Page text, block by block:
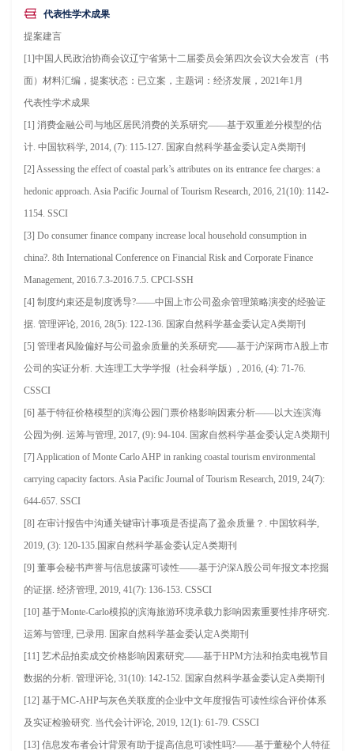
代表性学术成果
提案建言
[1]中国人民政治协商会议辽宁省第十二届委员会第四次会议大会发言（书
面）材料汇编，提案状态：已立案，主题词：经济发展，2021年1月
代表性学术成果
[1] 消费金融公司与地区居民消费的关系研究——基于双重差分模型的估
计. 中国软科学, 2014, (7): 115-127. 国家自然科学基金委认定A类期刊
[2] Assessing the effect of coastal park’s attributes on its entrance fee charges: a
hedonic approach. Asia Pacific Journal of Tourism Research, 2016, 21(10): 1142-
1154. SSCI
[3] Do consumer finance company increase local household consumption in
china?. 8th International Conference on Financial Risk and Corporate Finance
Management, 2016.7.3-2016.7.5. CPCI-SSH
[4] 制度约束还是制度诱导?——中国上市公司盈余管理策略演变的经验证
据. 管理评论, 2016, 28(5): 122-136. 国家自然科学基金委认定A类期刊
[5] 管理者风险偏好与公司盈余质量的关系研究——基于沪深两市A股上市
公司的实证分析. 大连理工大学学报（社会科学版）, 2016, (4): 71-76.
CSSCI
[6] 基于特征价格模型的滨海公园门票价格影响因素分析——以大连滨海
公园为例. 运筹与管理, 2017, (9): 94-104. 国家自然科学基金委认定A类期刊
[7] Application of Monte Carlo AHP in ranking coastal tourism environmental
carrying capacity factors. Asia Pacific Journal of Tourism Research, 2019, 24(7):
644-657. SSCI
[8] 在审计报告中沟通关键审计事项是否提高了盈余质量？. 中国软科学,
2019, (3): 120-135.国家自然科学基金委认定A类期刊
[9] 董事会秘书声誉与信息披露可读性——基于沪深A股公司年报文本挖掘
的证据. 经济管理, 2019, 41(7): 136-153. CSSCI
[10] 基于Monte-Carlo模拟的滨海旅游环境承载力影响因素重要性排序研究.
运筹与管理, 已录用. 国家自然科学基金委认定A类期刊
[11] 艺术品拍卖成交价格影响因素研究——基于HPM方法和拍卖电视节目
数据的分析. 管理评论, 31(10): 142-152. 国家自然科学基金委认定A类期刊
[12] 基于MC-AHP与灰色关联度的企业中文年度报告可读性综合评价体系
及实证检验研究. 当代会计评论, 2019, 12(1): 61-79. CSSCI
[13] 信息发布者会计背景有助于提高信息可读性吗?——基于董秘个人特征